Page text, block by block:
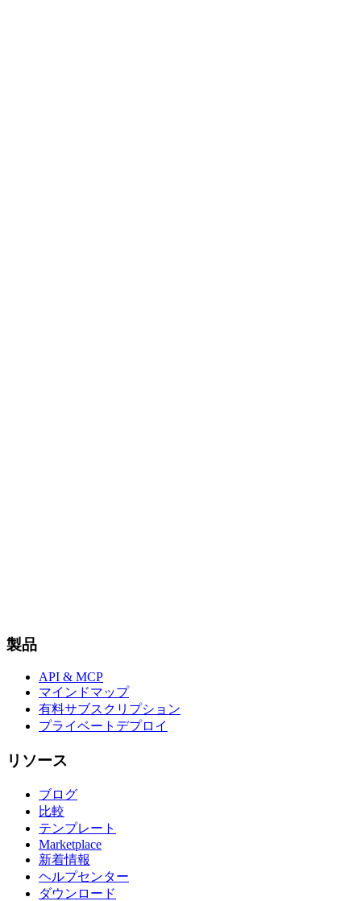
製品
API & MCP
マインドマップ
有料サブスクリプション
プライベートデプロイ
リソース
ブログ
比較
テンプレート
Marketplace
新着情報
ヘルプセンター
ダウンロード